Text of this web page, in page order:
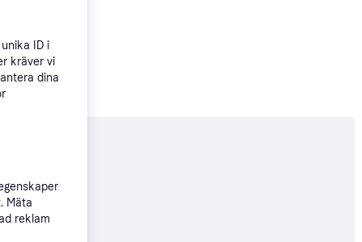
kr
ID i
kräver vi
dina
Mäta
reklam